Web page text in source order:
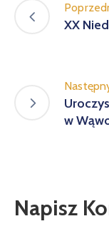
XX
w
Napisz